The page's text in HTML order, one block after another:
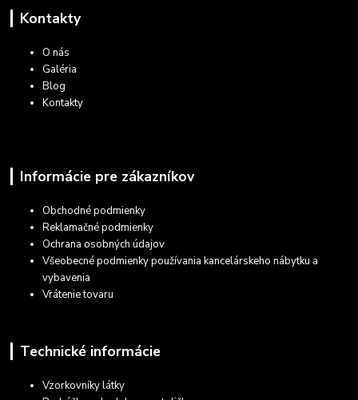
Kontakty
O nás
Galéria
Blog
Kontakty
Informácie pre zákazníkov
Obchodné podmienky
Reklamačné podmienky
Ochrana osobných údajov
Všeobecné podmienky používania kancelárskeho nábytku a
vybavenia
Vrátenie tovaru
Technické informácie
Vzorkovníky látky